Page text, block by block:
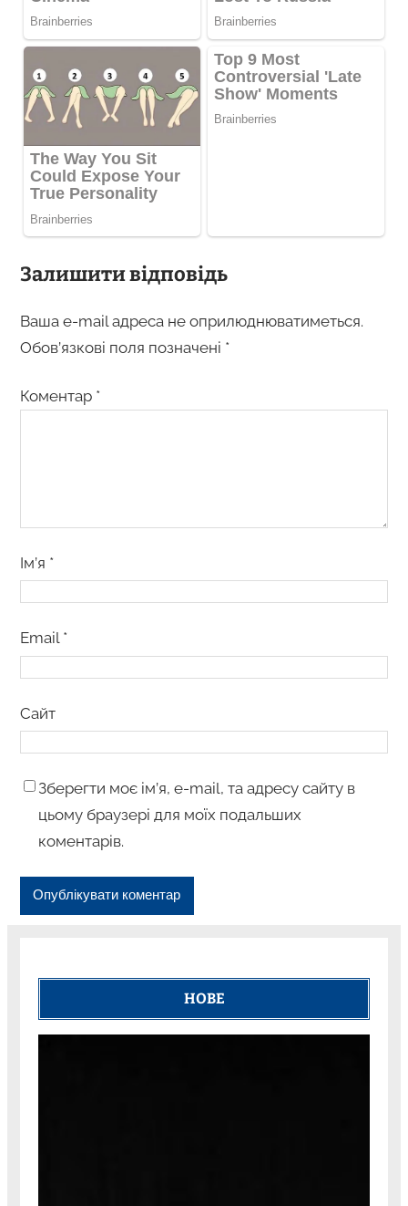
Залишити відповідь
Ваша e-mail адреса не оприлюднюватиметься.
Обов’язкові поля позначені *
Коментар *
Ім’я *
Email *
Сайт
Зберегти моє ім’я, e-mail, та адресу сайту в
цьому браузері для моїх подальших
коментарів.
НОВЕ